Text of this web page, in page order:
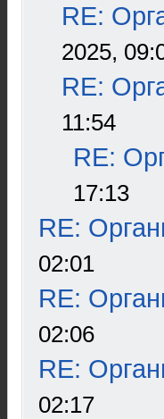
RE:
2025,
RE:
11:54
RE:
17:13
RE:
02:01
RE:
02:06
RE:
02:17